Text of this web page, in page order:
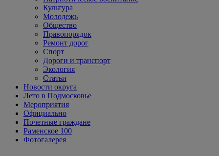
Культура
Молодежь
Общество
Правопорядок
Ремонт дорог
Спорт
Дороги и транспорт
Экология
Статьи
Новости округа
Лето в Подмосковье
Мероприятия
Официально
Почетные граждане
Раменское 100
Фотогалерея